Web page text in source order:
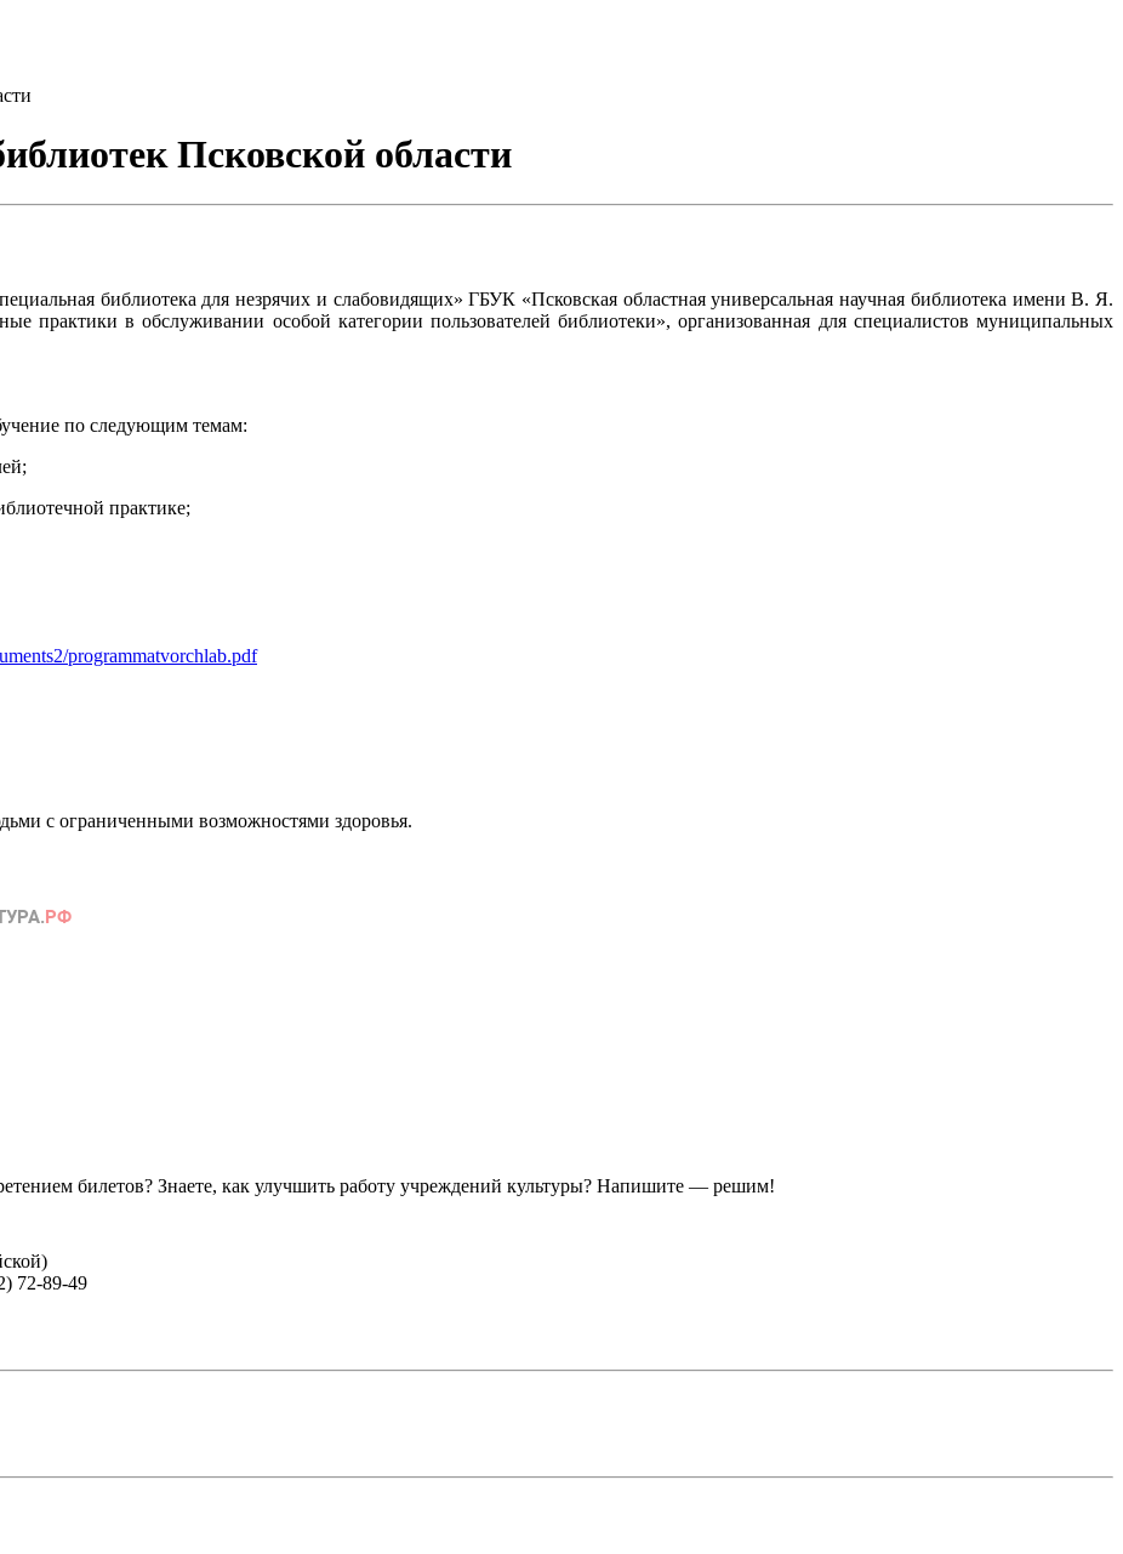
Псковской области
библиотека для незрячих и слабовидящих» ГБУК «Псковская областная универсальная научная библиотека имени В. Я.
практики в обслуживании особой категории пользователей библиотеки», организованная для специалистов муниципальных
по следующим темам:
практике;
programmatvorchlab.pdf
с ограниченными возможностями здоровья.
билетов? Знаете, как улучшить работу учреждений культуры? Напишите — решим!
72-89-49